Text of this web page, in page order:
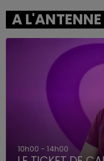
A L'ANTENNE
14h00 - 15h00